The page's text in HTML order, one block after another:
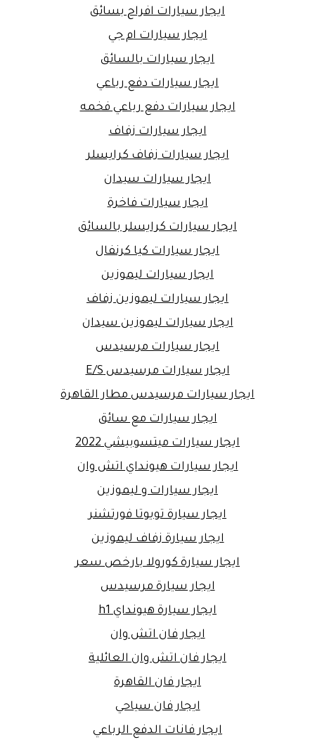
ايجار سيارات افراح بسائق
ايجار سيارات ام جي
ايجار سيارات بالسائق
ايجار سيارات دفع رباعي
ايجار سيارات دفع رباعي فخمه
ايجار سيارات زفاف
ايجار سيارات زفاف كرايسلر
ايجار سيارات سيدان
ايجار سيارات فاخرة
ايجار سيارات كرايسلر بالسائق
ايجار سيارات كيا كرنفال
ايجار سيارات ليموزين
ايجار سيارات ليموزين زفاف
ايجار سيارات ليموزين سيدان
ايجار سيارات مرسيدس
ايجار سيارات مرسيدس E/S
ايجار سيارات مرسيدس مطار القاهرة
ايجار سيارات مع سائق
ايجار سيارات ميتسوبيشي 2022
ايجار سيارات هيونداي اتش وان
ايجار سيارات و ليموزين
ايجار سيارة تويوتا فورتشنر
ايجار سيارة زفاف ليموزين
ايجار سيارة كورولا بارخص سعر
ايجار سيارة مرسيدس
ايجار سيارة هيونداي h1
ايجار فان اتش وان
ايجار فان اتش وان العائلية
ايجار فان القاهرة
ايجار فان سياحي
ايجار فانات الدفع الرباعي